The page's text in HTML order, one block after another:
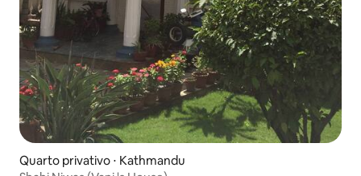
Quarto privativo ⋅ Kathmandu